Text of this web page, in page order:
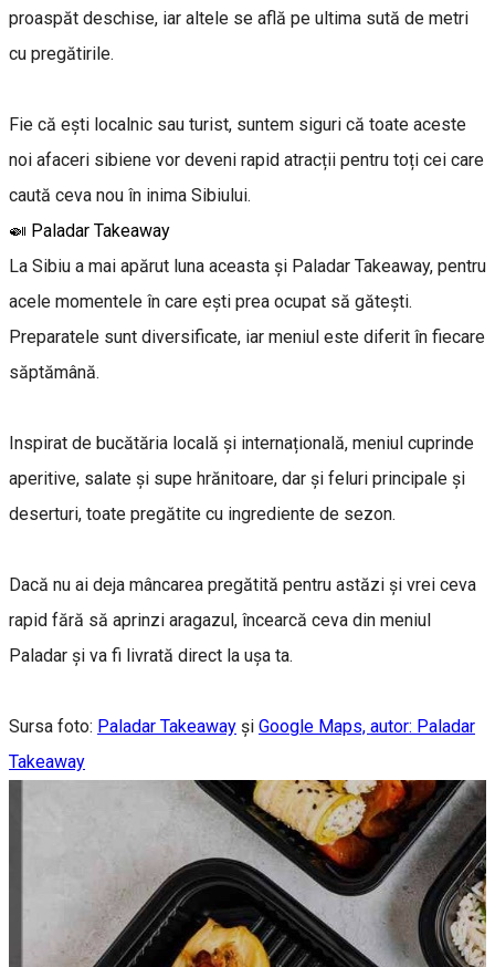
proaspăt deschise, iar altele se află pe ultima sută de metri
cu pregătirile.
Fie că ești localnic sau turist, suntem siguri că toate aceste
noi afaceri sibiene vor deveni rapid atracții pentru toți cei care
caută ceva nou în inima Sibiului.
🍛 Paladar Takeaway
La Sibiu a mai apărut luna aceasta și Paladar Takeaway, pentru
acele momentele în care ești prea ocupat să gătești.
Preparatele sunt diversificate, iar meniul este diferit în fiecare
săptămână.
Inspirat de bucătăria locală și internațională, meniul cuprinde
aperitive, salate și supe hrănitoare, dar și feluri principale și
deserturi, toate pregătite cu ingrediente de sezon.
Dacă nu ai deja mâncarea pregătită pentru astăzi și vrei ceva
rapid fără să aprinzi aragazul, încearcă ceva din meniul
Paladar și va fi livrată direct la ușa ta.
Sursa foto: Paladar Takeaway și Google Maps, autor: Paladar
Takeaway